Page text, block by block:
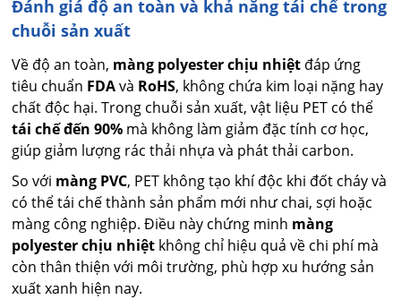
Đánh giá độ an toàn và khả năng tái chế trong
chuỗi sản xuất
Về độ an toàn, màng polyester chịu nhiệt đáp ứng
tiêu chuẩn FDAvà RoHS, không chứa kim loại nặng hay
chất độc hại. Trong chuỗi sản xuất, vật liệu PET có thể
tái chế đến 90% mà không làm giảm đặc tính cơ học,
giúp giảm lượng rác thải nhựa và phát thải carbon.
So với màng PVC, PET không tạo khí độc khi đốt cháy và
có thể tái chế thành sản phẩm mới như chai, sợi hoặc
màng công nghiệp. Điều này chứng minh màng
polyester chịu nhiệt không chỉ hiệu quả về chi phí mà
còn thân thiện với môi trường, phù hợp xu hướng sản
xuất xanh hiện nay.